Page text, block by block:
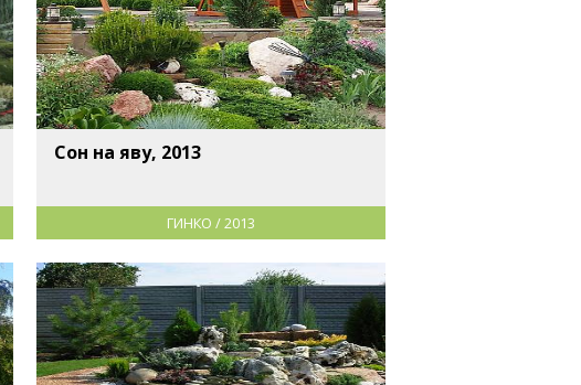
Сон на яву, 2013
ГИНКО / 2013